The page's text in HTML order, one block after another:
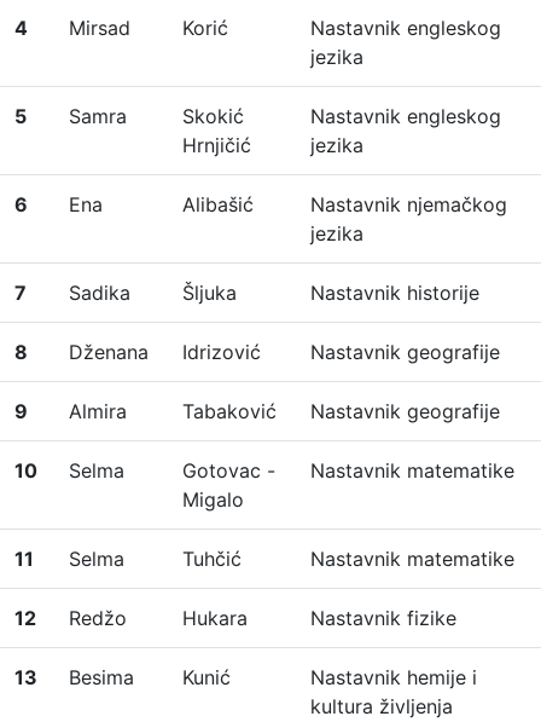
4 Mirsad Korić
Nastavnik engleskog
jezika
5 Samra
Skokić
Hrnjičić
Nastavnik engleskog
jezika
6 Ena Alibašić
Nastavnik njemačkog
jezika
7 Sadika Šljuka Nastavnik historije
8 Dženana Idrizović Nastavnik geografije
9 Almira Tabaković Nastavnik geografije
10 Selma
Gotovac -
Migalo
Nastavnik matematike
11 Selma Tuhčić Nastavnik matematike
12 Redžo Hukara Nastavnik fizike
13 Besima Kunić
Nastavnik hemije i
kultura življenja